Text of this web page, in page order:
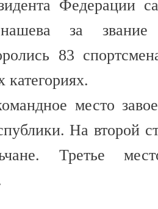
Федерации
за звание
83
место
На второй
Третье